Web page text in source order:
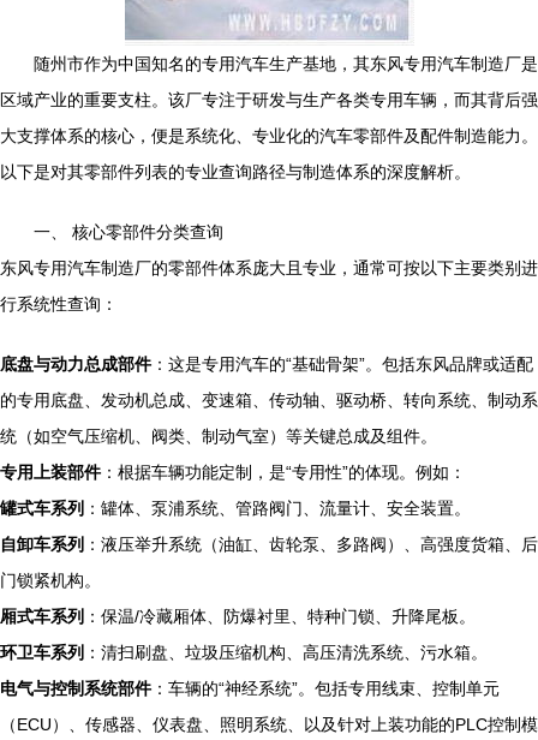
随州市作为中国知名的专用汽车生产基地，其东风专用汽车制造厂是
区域产业的重要支柱。该厂专注于研发与生产各类专用车辆，而其背后强
大支撑体系的核心，便是系统化、专业化的汽车零部件及配件制造能力。
以下是对其零部件列表的专业查询路径与制造体系的深度解析。
一、 核心零部件分类查询
东风专用汽车制造厂的零部件体系庞大且专业，通常可按以下主要类别进
行系统性查询：
底盘与动力总成部件：这是专用汽车的“基础骨架”。包括东风品牌或适配
的专用底盘、发动机总成、变速箱、传动轴、驱动桥、转向系统、制动系
统（如空气压缩机、阀类、制动气室）等关键总成及组件。
专用上装部件：根据车辆功能定制，是“专用性”的体现。例如：
罐式车系列 ：罐体、泵浦系统、管路阀门、流量计、安全装置。
自卸车系列 ：液压举升系统（油缸、齿轮泵、多路阀）、高强度货箱、后
门锁紧机构。
厢式车系列 ：保温/冷藏厢体、防爆衬里、特种门锁、升降尾板。
环卫车系列 ：清扫刷盘、垃圾压缩机构、高压清洗系统、污水箱。
电气与控制系统部件：车辆的“神经系统”。包括专用线束、控制单元
（ECU）、传感器、仪表盘、照明系统、以及针对上装功能的PLC控制模